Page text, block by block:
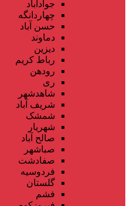
جوادآباد
چهاردانگه
حسن آباد
دماوند
دیزین
رباط کریم
رودهن
ری
شاهدشهر
شریف آباد
شمشک
شهریار
صالح آباد
صباشهر
صفادشت
فردوسیه
گلستان
فشم